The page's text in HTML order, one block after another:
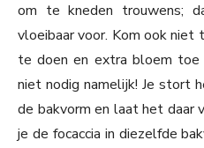
om te kneden trouwens;
vloeibaar voor. Kom ook
te doen en extra bloem
niet nodig namelijk! Je stort
de bakvorm en laat het daar
je de focaccia in diezelfde